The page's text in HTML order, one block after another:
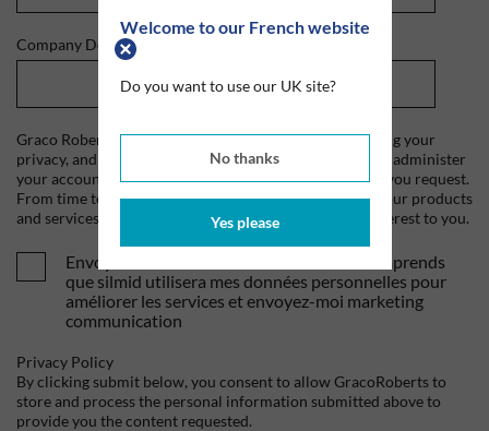
Welcome to our French website
Do you want to use our UK site?
No thanks
Yes please
Company Domain
Graco Roberts is committed to protecting and respecting your
privacy, and we'll only use your personal information to administer
your account and to provide the products and services you request.
From time to time, we would like to contact you about our products
and services, as well as other content that may be of interest to you.
Envoyez-moi vos offres et actualités. Je comprends
que silmid utilisera mes données personnelles pour
améliorer les services et envoyez-moi marketing
communication
Privacy Policy
By clicking submit below, you consent to allow GracoRoberts to
store and process the personal information submitted above to
provide you the content requested.